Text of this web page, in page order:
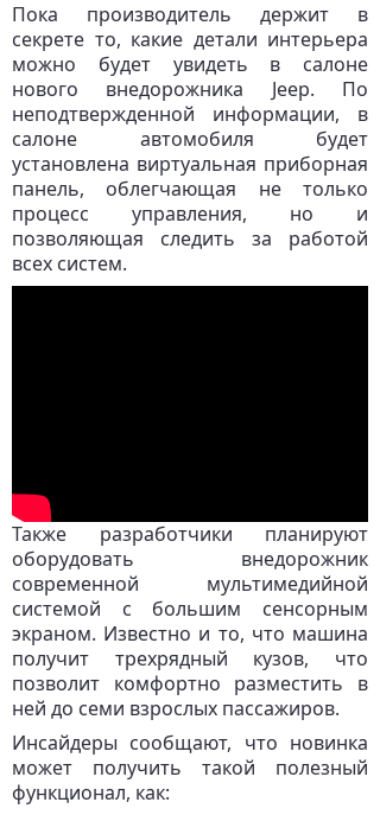
Пока производитель держит в
секрете то, какие детали интерьера
можно будет увидеть в салоне
нового внедорожника Jeep. По
неподтвержденной информации, в
салоне автомобиля будет
установлена виртуальная приборная
панель, облегчающая не только
процесс управления, но и
позволяющая следить за работой
всех систем.
Также разработчики планируют
оборудовать внедорожник
современной мультимедийной
системой с большим сенсорным
экраном. Известно и то, что машина
получит трехрядный кузов, что
позволит комфортно разместить в
ней до семи взрослых пассажиров.
Инсайдеры сообщают, что новинка
может получить такой полезный
функционал, как: